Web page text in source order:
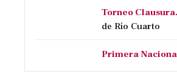
Torneo Clausura.
de Río Cuarto
Primera